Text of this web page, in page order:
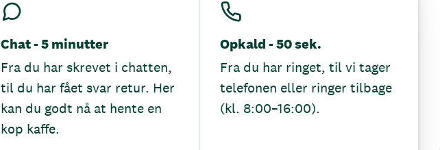
Chat - 5 minutter
Fra du har skrevet i chatten,
til du har fået svar retur. Her
kan du godt nå at hente en
kop kaffe.
Opkald - 50 sek.
Fra du har ringet, til vi tager
telefonen eller ringer tilbage
(kl. 8:00–16:00).